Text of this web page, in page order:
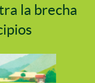
la brecha